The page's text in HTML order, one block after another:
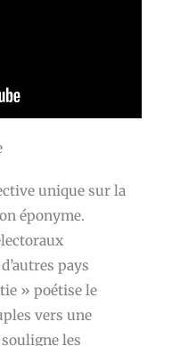
unique sur la
éponyme.
pays
» poétise le
vers une
les